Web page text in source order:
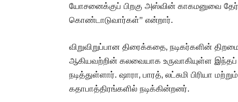
யோசனைக்குப் பிறகு அஸ்வின் காகமனுவை
கொண்டாடுவார்கள்” என்றார்.
விறுவிறுப்பான திரைக்கதை, நடிகர்களின்
ஆகியவற்றின் கலவையாக உருவாகியுள்ள இந்தப்
நடித்துள்ளார். ஷாரா, பாரத், லட்சுமி பிரியா
கதாபாத்திரங்களில் நடிக்கின்றனர்.